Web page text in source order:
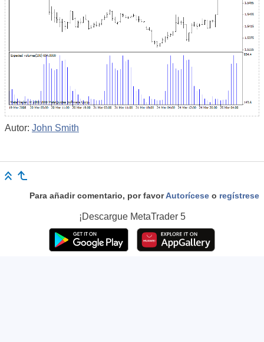
Autor: John Smith
Para añadir comentario, por favorAutorícese o regístrese
¡Descargue MetaTrader 5